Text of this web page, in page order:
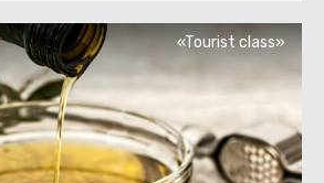
«Tourist class»